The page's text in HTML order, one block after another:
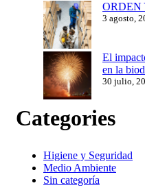
ORDEN
3 agosto,
El
en la
30 julio,
Categories
Higiene y Seguridad
Medio Ambiente
Sin categoría